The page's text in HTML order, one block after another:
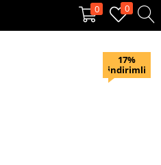
0 0
KAYIT OL
17%
indirimli